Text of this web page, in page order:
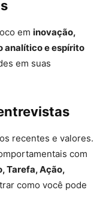
em inovação,
analítico e espírito
em suas
recentes e valores.
com
Tarefa, Ação,
como você pode